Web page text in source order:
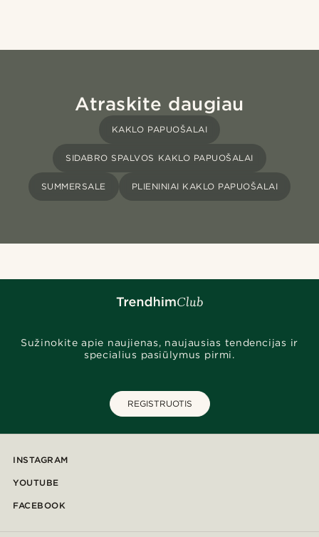
Atraskite daugiau
KAKLO PAPUOŠALAI
SIDABRO SPALVOS KAKLO PAPUOŠALAI
SUMMERSALE PLIENINIAI KAKLO PAPUOŠALAI
Sužinokite apie naujienas, naujausias tendencijas ir
specialius pasiūlymus pirmi.
REGISTRUOTIS
INSTAGRAM
YOUTUBE
FACEBOOK